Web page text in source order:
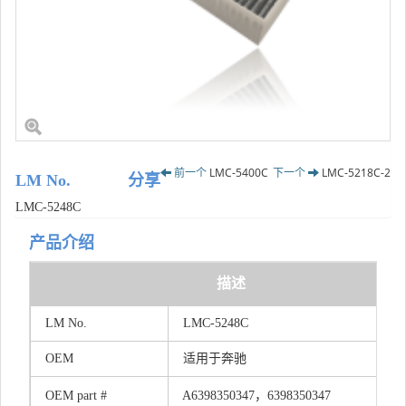
LM No.
LMC-5248C
分享 前一个 LMC-5400C 下一个 LMC-5218C-2
产品介绍
描述
LM No. LMC-5248C
OEM 适用于奔驰
OEM part # A6398350347，6398350347